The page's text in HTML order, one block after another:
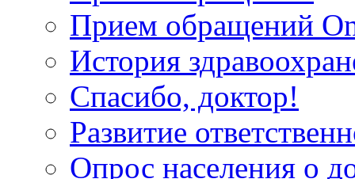
Прием обращений
История
Спасибо, доктор!
Развитие
Опрос населения о